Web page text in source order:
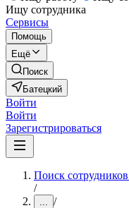
Ищу сотрудника
Сервисы
Помощь
Ещё
Поиск
Батецкий
Войти
Войти
Зарегистрироваться
Поиск
/
... /